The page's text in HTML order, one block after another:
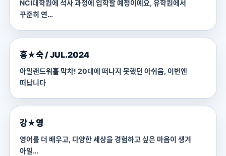
NCI대학원에 석사 과정에 입학할 예정이예요, 유학원에서
꾸준히 연…
홍★숙 / JUL.2024
아일랜드워홀 막차! 20대에 떠나지 못했던 아쉬움, 이번엔
떠납니다
강★영
영어를 더 배우고, 다양한 세상을 경험하고 싶은 마음이 생겨
아일…